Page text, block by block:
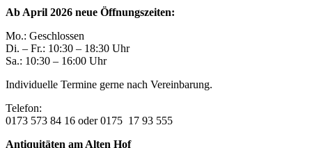
Ab April 2026 neue Öffnungszeiten:
Mo.: Geschlossen
Di. – Fr.: 10:30 – 18:30 Uhr
Sa.: 10:30 – 16:00 Uhr
Individuelle Termine gerne nach Vereinbarung.
Telefon:
0173 573 84 16 oder 0175 17 93 555
Antiquitäten am Alten Hof